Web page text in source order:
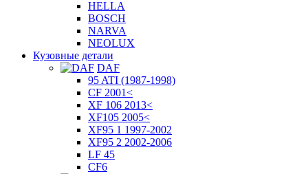
HELLA
BOSCH
NARVA
NEOLUX
Кузовные детали
DAF
95 ATI (1987-1998)
CF 2001<
XF 106 2013<
XF105 2005<
XF95 1 1997-2002
XF95 2 2002-2006
LF 45
CF6